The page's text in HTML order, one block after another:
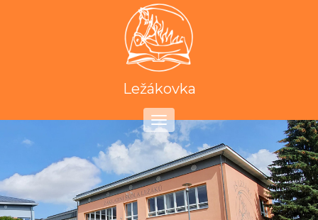
Ležákovka
Toggle
navigation